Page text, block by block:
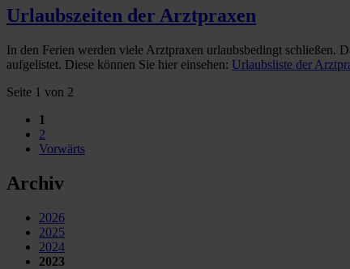
Urlaubszeiten der Arztpraxen
In den Ferien werden viele Arztpraxen urlaubsbedingt
aufgelistet. Diese können Sie hier einsehen: Urlaubsliste der
Seite 1 von 2
1
2
Vorwärts
Archiv
2026
2025
2024
2023